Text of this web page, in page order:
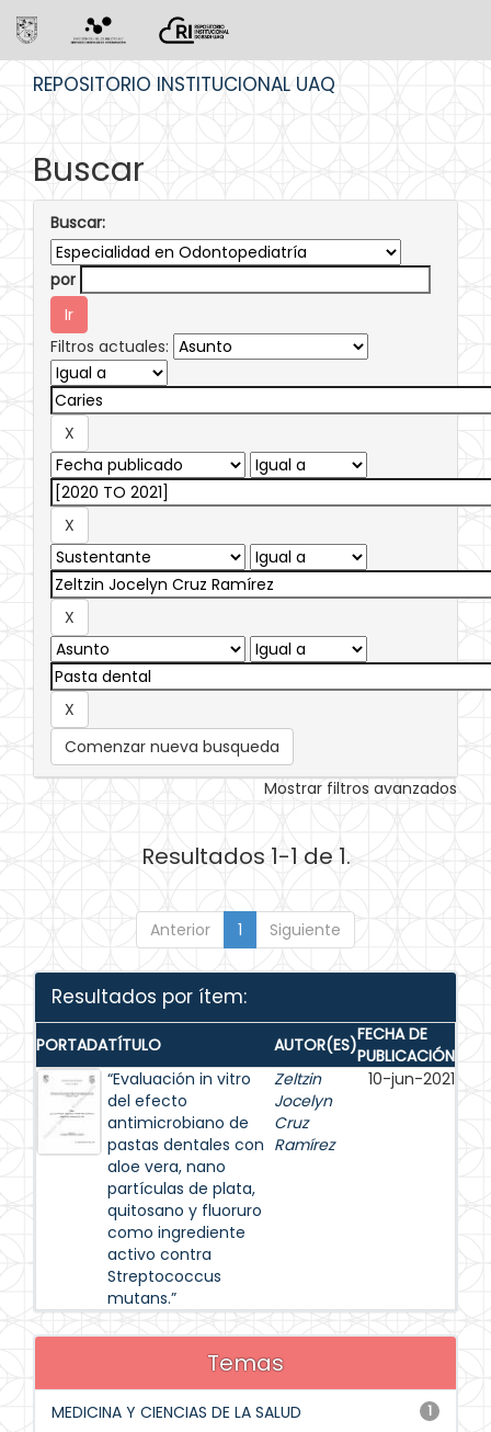
REPOSITORIO INSTITUCIONAL UAQ
Buscar
Buscar:
por
Filtros actuales:
Comenzar nueva busqueda
Mostrar filtros avanzados
Resultados 1-1 de 1.
Anterior 1 Siguiente
Resultados por ítem:
PORTADATÍTULO AUTOR(ES)FECHA DE
PUBLICACIÓN
“Evaluación in vitro
del efecto
antimicrobiano de
pastas dentales con
aloe vera, nano
partículas de plata,
quitosano y fluoruro
como ingrediente
activo contra
Streptococcus
mutans.”
Zeltzin
Jocelyn
Cruz
Ramírez
10-jun-2021
Temas
1
MEDICINA Y CIENCIAS DE LA SALUD